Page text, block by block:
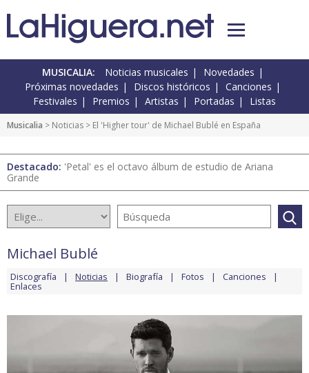
MUSICALIA: Noticias musicales
Novedades
Próximas novedades
Discos históricos
Canciones
Festivales
Premios Artistas Portadas Listas
Musicalia > Noticias > El 'Higher tour' de Michael Bublé en España
Destacado: 'Petal' es el octavo álbum de estudio de Ariana
Grande
Michael Bublé
Discografía Noticias Biografía Fotos Canciones
Enlaces